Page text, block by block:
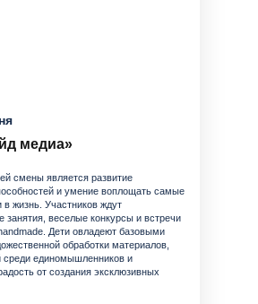
медиа»
смены является развитие
и умение воплощать самые
в жизнь. Участников ждут
занятия, веселые конкурсы и встречи
Дети овладеют базовыми
обработки материалов,
среди единомышленников и
от создания эксклюзивных